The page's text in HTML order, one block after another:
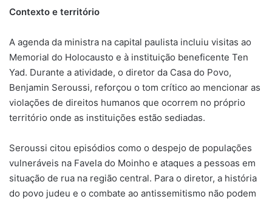
Contexto e território
A agenda da ministra na capital paulista incluiu visitas ao
Memorial do Holocausto e à instituição beneficente Ten
Yad. Durante a atividade, o diretor da Casa do Povo,
Benjamin Seroussi, reforçou o tom crítico ao mencionar as
violações de direitos humanos que ocorrem no próprio
território onde as instituições estão sediadas.
Seroussi citou episódios como o despejo de populações
vulneráveis na Favela do Moinho e ataques a pessoas em
situação de rua na região central. Para o diretor, a história
do povo judeu e o combate ao antissemitismo não podem